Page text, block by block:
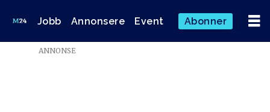
Jobb Annonsere Event Abonner
ANNONSE